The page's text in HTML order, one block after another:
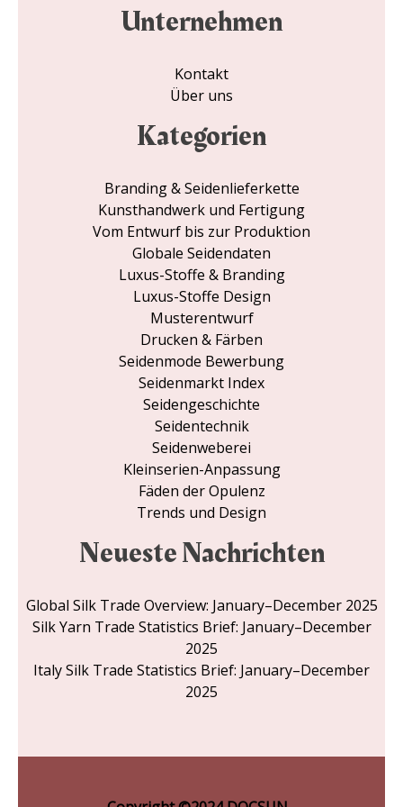
Unternehmen
Kontakt
Über uns
Kategorien
Branding & Seidenlieferkette
Kunsthandwerk und Fertigung
Vom Entwurf bis zur Produktion
Globale Seidendaten
Luxus-Stoffe & Branding
Luxus-Stoffe Design
Musterentwurf
Drucken & Färben
Seidenmode Bewerbung
Seidenmarkt Index
Seidengeschichte
Seidentechnik
Seidenweberei
Kleinserien-Anpassung
Fäden der Opulenz
Trends und Design
Neueste Nachrichten
Global Silk Trade Overview: January–December 2025
Silk Yarn Trade Statistics Brief: January–December
2025
Italy Silk Trade Statistics Brief: January–December
2025